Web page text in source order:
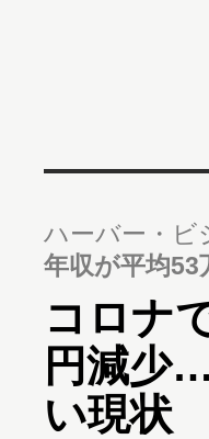
ハーバー・ビ
年収が平均
コロナ
円減少
い現状